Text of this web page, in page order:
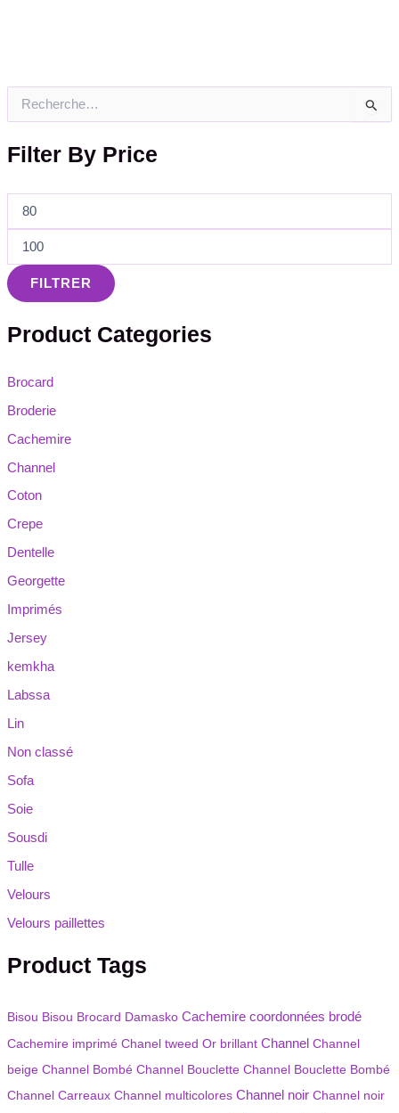
e
h
r
h
r
Filter By Price
FILTRER
Product Categories
Brocard
Broderie
Cachemire
Channel
Coton
Crepe
Dentelle
Georgette
Imprimés
Jersey
kemkha
Labssa
Lin
Non classé
Sofa
Soie
Sousdi
Tulle
Velours
Velours paillettes
Product Tags
Bisou Bisou Brocard Damasko Cachemire coordonnées brodé
Cachemire imprimé Chanel tweed Or brillant Channel Channel
beige Channel Bombé Channel Bouclette Channel Bouclette Bombé
Channel Carreaux Channel multicolores Channel noir Channel noir